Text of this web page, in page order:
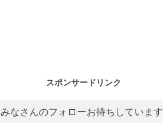
スポンサードリンク
みなさんのフォローお待ちしています